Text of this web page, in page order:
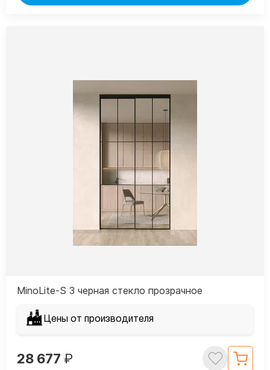
MinoLite-S 3 черная стекло прозрачное
Цены от производителя
28 677 ₽